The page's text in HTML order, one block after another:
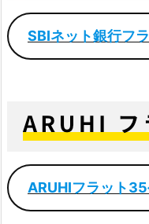
SBIネット銀行フ
ARUHIフラット